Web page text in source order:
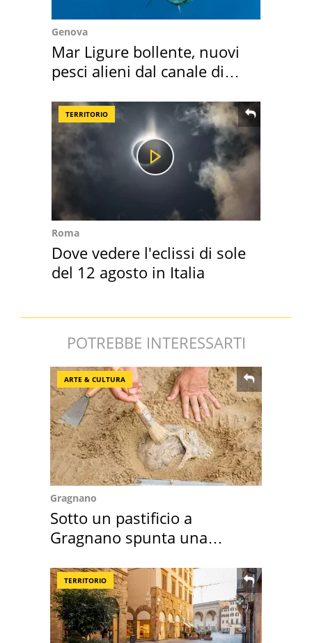
Genova
Mar Ligure bollente, nuovi
pesci alieni dal canale di
TERRITORIO
Roma
Dove vedere l'eclissi di sole
del 12 agosto in Italia
POTREBBE INTERESSARTI
ARTE & CULTURA
Gragnano
Sotto un pastificio a
Gragnano spunta una
TERRITORIO